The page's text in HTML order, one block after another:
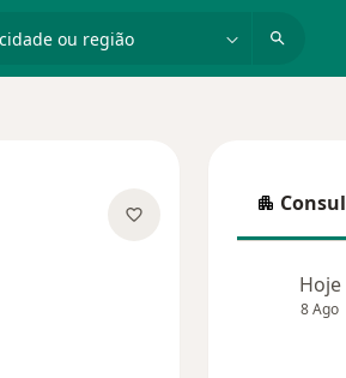
Hoje
8 Ago